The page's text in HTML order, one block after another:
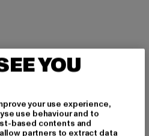
100% Baumwolle
GmbH |info@tbint.de
YOU
your use experience,
use behaviour and to
based contents and
partners to extract data